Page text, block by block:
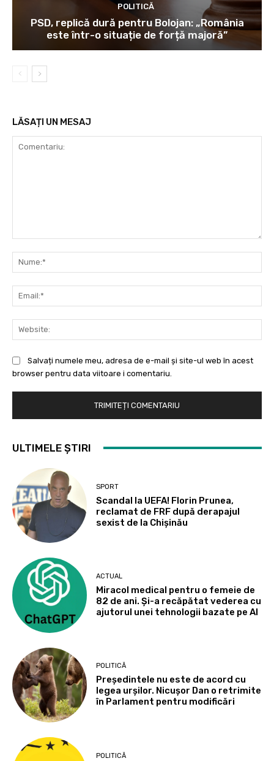
POLITICĂ
PSD, replică dură pentru Bolojan: „România
este într-o situație de forță majoră”
LĂSAȚI UN MESAJ
Salvați numele meu, adresa de e-mail și site-ul web în acest
browser pentru data viitoare i comentariu.
ULTIMELE ȘTIRI
SPORT
Scandal la UEFA! Florin Prunea,
reclamat de FRF după derapajul
sexist de la Chișinău
ACTUAL
Miracol medical pentru o femeie de
82 de ani. Și-a recăpătat vederea cu
ajutorul unei tehnologii bazate pe AI
POLITICĂ
Președintele nu este de acord cu
legea urșilor. Nicușor Dan o retrimite
în Parlament pentru modificări
POLITICĂ